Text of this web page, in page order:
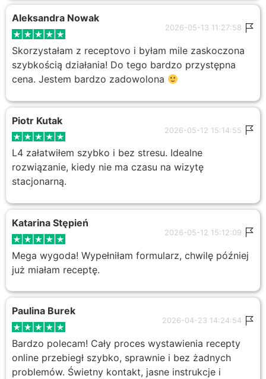
Aleksandra Nowak
2026-05-13 11:27:58
Skorzystałam z receptovo i byłam mile zaskoczona
szybkością działania! Do tego bardzo przystępna
cena. Jestem bardzo zadowolona
Piotr Kutak
2026-05-12 15:14:55
L4 załatwiłem szybko i bez stresu. Idealne
rozwiązanie, kiedy nie ma czasu na wizytę
stacjonarną.
Katarina Stępień
2026-05-12 15:12:09
Mega wygoda! Wypełniłam formularz, chwilę później
już miałam receptę.
Paulina Burek
2026-04-23 14:24:54
Bardzo polecam! Cały proces wystawienia recepty
online przebiegł szybko, sprawnie i bez żadnych
problemów. Świetny kontakt, jasne instrukcje i